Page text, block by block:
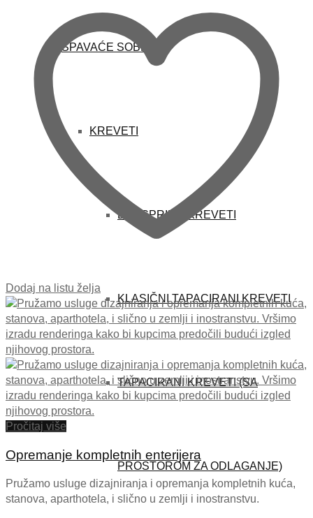
SPAVAĆE SOBE
KREVETI
BOXSPRING KREVETI
KLASIČNI TAPACIRANI KREVETI
TAPACIRANI KREVETI (SA
PROSTOROM ZA ODLAGANJE)
Dodaj na listu želja
Pročitaj više
Opremanje kompletnih enterijera
Pružamo usluge dizajniranja i opremanja kompletnih kuća,
stanova, aparthotela, i slično u zemlji i inostranstvu.